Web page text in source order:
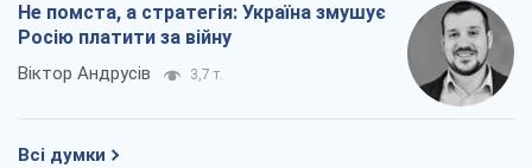
Не помста, а стратегія: Україна змушує
Росію платити за війну
Віктор Андрусів 3,7 т.
Всі думки